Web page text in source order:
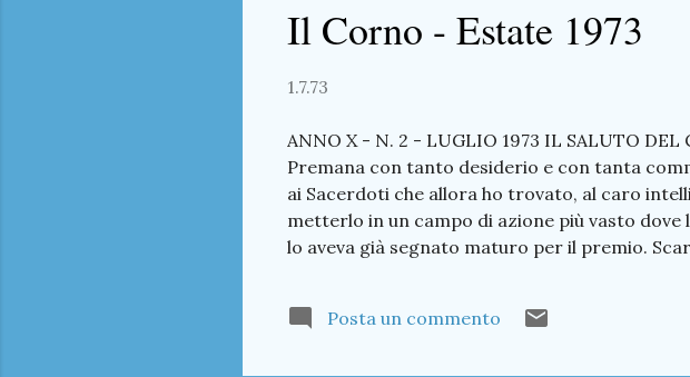
Il Corno - Estate 1973
1.7.73
ANNO X - N. 2 - LUGLIO 1973 IL SALUTO
Premana con tanto desiderio e con tanta
ai Sacerdoti che allora ho trovato, al caro
metterlo in un campo di azione più vasto
lo aveva già segnato maturo per il premio.
Acque e neef Centro Sportivo Prede - il
Posta un commento